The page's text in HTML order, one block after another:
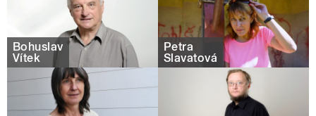
Bohuslav
Vítek
Petra
Slavatová